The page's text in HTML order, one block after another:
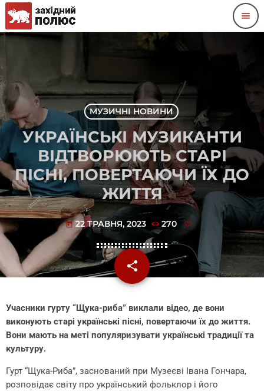
menu
МУЗИЧНІ НОВИНИ
УКРАЇНСЬКІ МУЗИКАНТИ
ВІДТВОРЮЮТЬ СТАРІ
ПІСНІ, ПОВЕРТАЮЧИ ЇХ ДО
ЖИТТЯ
today 22 ТРАВНЯ, 2023 270
share
email
Учасники гурту “Щука-риба” виклали відео, де вони
виконують старі українські пісні, повертаючи їх до життя.
Вони мають на меті популяризувати українські традиції та
культуру.
Гурт “Щука-Риба”, заснований при Музеєві Івана Гончара,
розповідає світу про український фольклор і його